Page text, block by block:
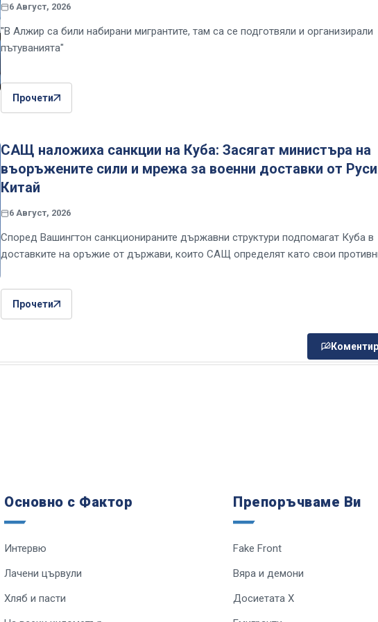
6 Август, 2026
"В Алжир са били набирани мигрантите, там са се подготвяли и организирали
пътуванията"
Прочети
САЩ наложиха санкции на Куба: Засягат министъра на
въоръжените сили и мрежа за военни доставки от
Китай
6 Август, 2026
Според Вашингтон санкционираните държавни структури подпомагат Куба в
доставките на оръжие от държави, които САЩ определят като свои
Прочети
Основно с Фактор
Интервю
Лачени цървули
Хляб и пасти
Препоръчваме Ви
Fake Front
Вяра и демони
Досиетата Х